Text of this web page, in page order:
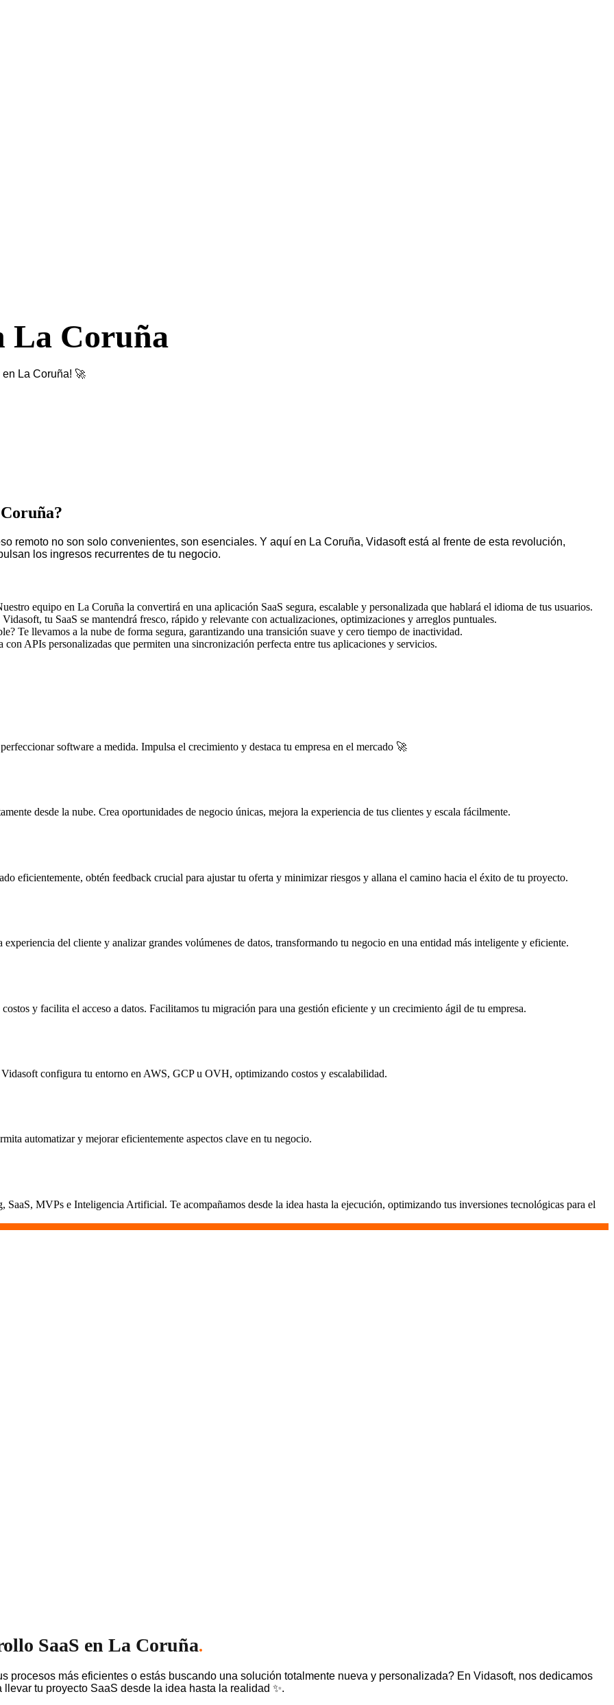
La Coruña
La Coruña! 🚀
remoto no son solo convenientes, son esenciales. Y aquí en La Coruña, Vidasoft está al frente de esta revolución,
los ingresos recurrentes de tu negocio.
equipo en La Coruña la convertirá en una aplicación SaaS segura, escalable y personalizada que hablará el idioma de tus usuarios.
tu SaaS se mantendrá fresco, rápido y relevante con actualizaciones, optimizaciones y arreglos puntuales.
Te llevamos a la nube de forma segura, garantizando una transición suave y cero tiempo de inactividad.
APIs personalizadas que permiten una sincronización perfecta entre tus aplicaciones y servicios.
software a medida. Impulsa el crecimiento y destaca tu empresa en el mercado 🚀
desde la nube. Crea oportunidades de negocio únicas, mejora la experiencia de tus clientes y escala fácilmente.
eficientemente, obtén feedback crucial para ajustar tu oferta y minimizar riesgos y allana el camino hacia el éxito de tu proyecto.
del cliente y analizar grandes volúmenes de datos, transformando tu negocio en una entidad más inteligente y eficiente.
y facilita el acceso a datos. Facilitamos tu migración para una gestión eficiente y un crecimiento ágil de tu empresa.
configura tu entorno en AWS, GCP u OVH, optimizando costos y escalabilidad.
automatizar y mejorar eficientemente aspectos clave en tu negocio.
MVPs e Inteligencia Artificial. Te acompañamos desde la idea hasta la ejecución, optimizando tus inversiones tecnológicas para el
SaaS en La Coruña.
procesos más eficientes o estás buscando una solución totalmente nueva y personalizada? En Vidasoft, nos dedicamos
tu proyecto SaaS desde la idea hasta la realidad ✨.